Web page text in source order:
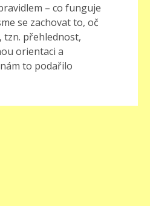
– co funguje
se zachovat to, oč
tzn. přehlednost,
orientaci a
to podařilo